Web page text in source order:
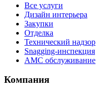
Все услуги
Дизайн интерьера
Закупки
Отделка
Технический надзор
Snagging-инспекция
AMC обслуживание
Компания